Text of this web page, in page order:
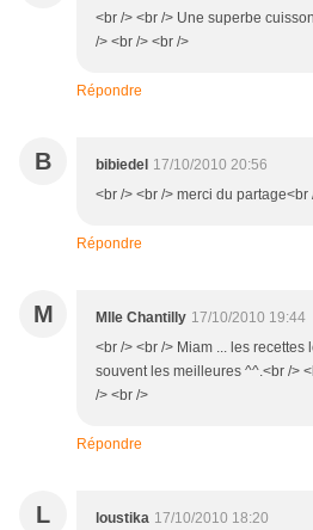
<br /> <br /> Une superbe
/> <br /> <br />
Répondre
B bibiedel 17/10/2010 20:56
<br /> <br /> merci du partage<br
Répondre
M Mlle Chantilly 17/10/2010 19:44
<br /> <br /> Miam ... les recettes
souvent les meilleures ^^.<br />
/> <br />
Répondre
L loustika 17/10/2010 18:20